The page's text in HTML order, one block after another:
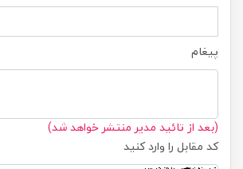
پیغام
(بعد از تائید مدیر منتشر خواهد شد)
کد مقابل را وارد کنید